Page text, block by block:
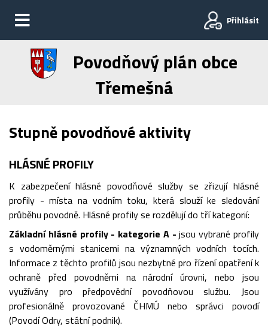
Přihlásit
Povodňový plán obce
Třemešná
Stupně povodňové aktivity
HLÁSNÉ PROFILY
K zabezpečení hlásné povodňové služby se zřizují hlásné
profily - místa na vodním toku, která slouží ke sledování
průběhu povodně. Hlásné profily se rozdělují do tří kategorií:
Základní hlásné profily - kategorie A - jsou vybrané profily
s vodoměrnými stanicemi na významných vodních tocích.
Informace z těchto profilů jsou nezbytné pro řízení opatření k
ochraně před povodněmi na národní úrovni, nebo jsou
využívány pro předpovědní povodňovou službu. Jsou
profesionálně provozované ČHMÚ nebo správci povodí
(Povodí Odry, státní podnik).